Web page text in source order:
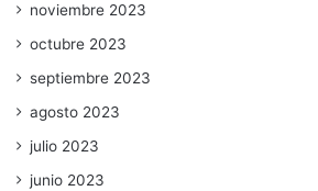
noviembre 2023
octubre 2023
septiembre 2023
agosto 2023
julio 2023
junio 2023